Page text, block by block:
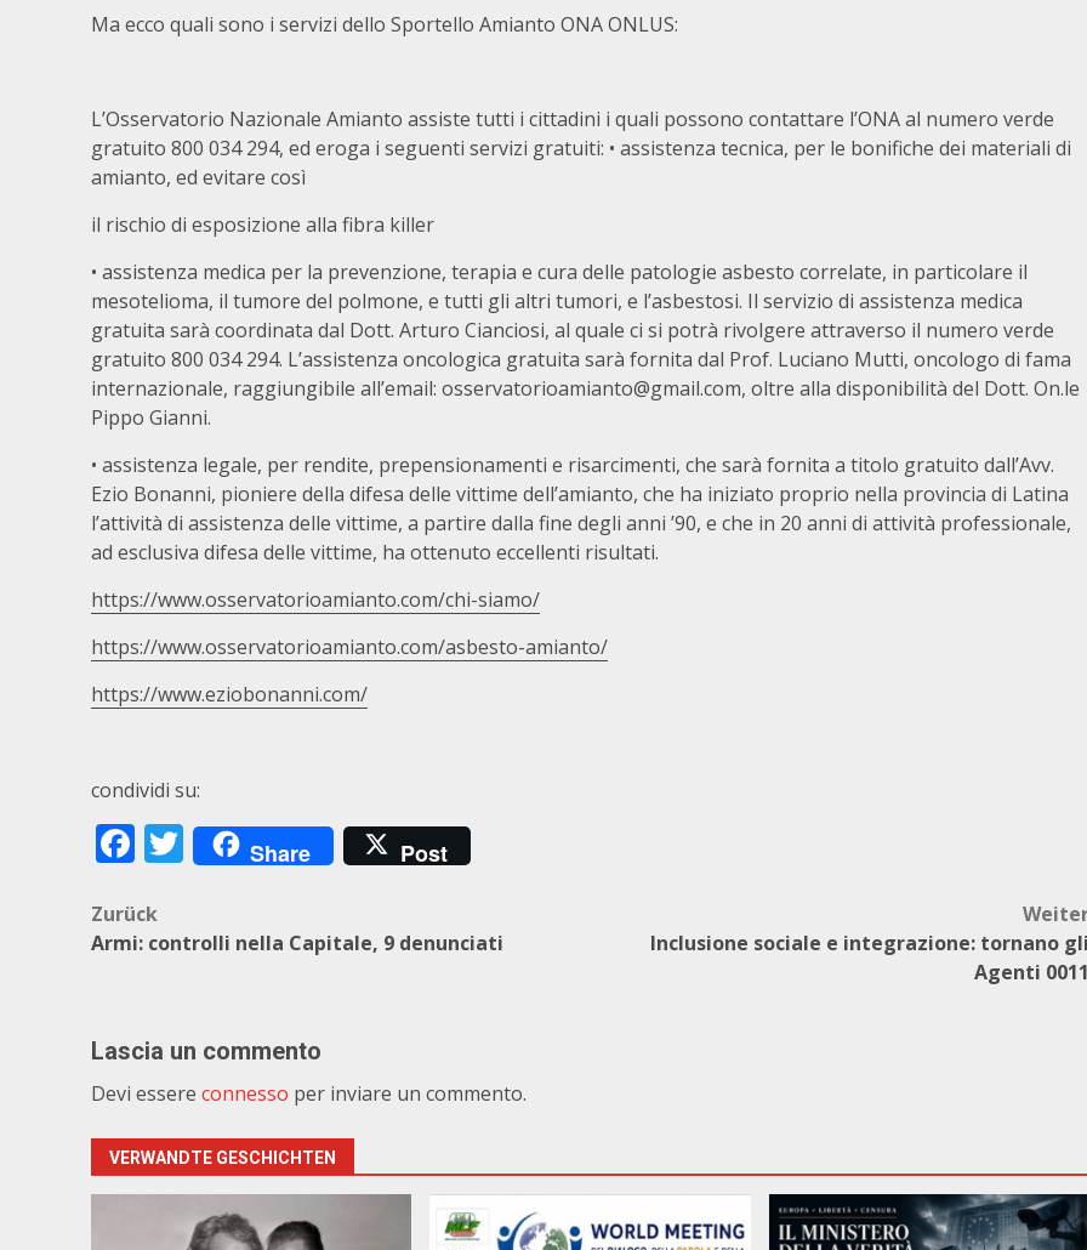
Ma ecco quali sono i servizi dello Sportello Amianto ONA ONLUS:
L’Osservatorio Nazionale Amianto assiste tutti i cittadini i quali possono contattare l’ONA al numero verde
gratuito 800 034 294, ed eroga i seguenti servizi gratuiti: • assistenza tecnica, per le bonifiche dei materiali di
amianto, ed evitare così
il rischio di esposizione alla fibra killer
• assistenza medica per la prevenzione, terapia e cura delle patologie asbesto correlate, in particolare il
mesotelioma, il tumore del polmone, e tutti gli altri tumori, e l’asbestosi. Il servizio di assistenza medica
gratuita sarà coordinata dal Dott. Arturo Cianciosi, al quale ci si potrà rivolgere attraverso il numero verde
gratuito 800 034 294. L’assistenza oncologica gratuita sarà fornita dal Prof. Luciano Mutti, oncologo di fama
internazionale, raggiungibile all’email: osservatorioamianto@gmail.com, oltre alla disponibilità del Dott. On.le
Pippo Gianni.
• assistenza legale, per rendite, prepensionamenti e risarcimenti, che sarà fornita a titolo gratuito dall’Avv.
Ezio Bonanni, pioniere della difesa delle vittime dell’amianto, che ha iniziato proprio nella provincia di Latina
l’attività di assistenza delle vittime, a partire dalla fine degli anni ’90, e che in 20 anni di attività professionale,
ad esclusiva difesa delle vittime, ha ottenuto eccellenti risultati.
https://www.osservatorioamianto.com/chi-siamo/
https://www.osservatorioamianto.com/asbesto-amianto/
https://www.eziobonanni.com/
condividi su:
Facebook
Twitter
Share Post
Beitragsnavigation
Zurück
Armi: controlli nella Capitale, 9 denunciati
Inclusione sociale e integrazione: tornano gli
Agenti 0011
Lascia un commento
Devi essere connesso per inviare un commento.
VERWANDTE GESCHICHTEN